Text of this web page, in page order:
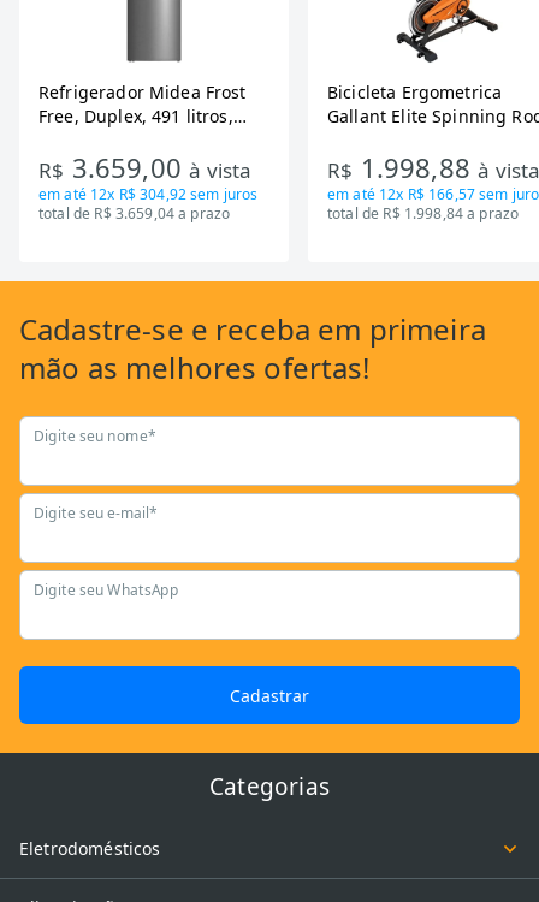
Refrigerador Midea Frost
Free, Duplex, 491 litros,
RT650EVK463)
R$ 3.659,00à vista
em até 12x R$ 304,92sem juros
total de R$ 3.659,04 a prazo
Bicicleta Ergometrica
Gallant Elite Spinning
Mecanica GSB13HBTA-PT
R$ 1.998,88à
em até 12x R$ 166,57sem
total de R$ 1.998,84 a prazo
Cadastre-se e receba em primeira
mão as melhores ofertas!
Digite seu nome*
Digite seu e-mail*
Digite seu WhatsApp
Cadastrar
Categorias
Eletrodomésticos